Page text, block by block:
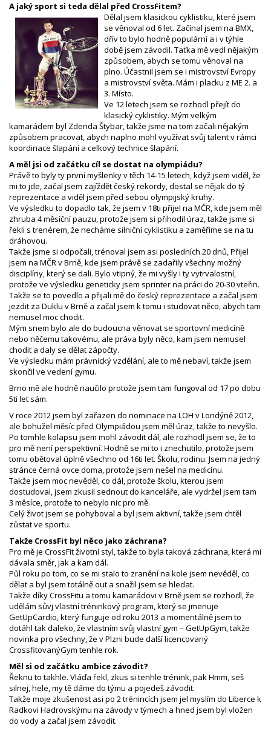
A jaký sport si teda dělal před CrossFitem?
Dělal jsem klasickou cyklistiku, které jsem
se věnoval od 6 let. Začínal jsem na BMX,
dřív to bylo hodně populární a i v týhle
době jsem závodil. Taťka mě vedl nějakým
způsobem, abych se tomu věnoval na
plno. Účastnil jsem se i mistrovství Evropy
a mistrovství světa. Mám i placku z ME 2. a
3. Místo.
Ve 12 letech jsem se rozhodl přejít do
klasický cyklistiky. Mým velkým
kamarádem byl Zdenda Štybar, takže jsme na tom začali nějakým
způsobem pracovat, abych naplno mohl využívat svůj talent v rámci
koordinace šlapání a celkový technice šlapání.
A měl jsi od začátku cíl se dostat na olympiádu?
Právě to byly ty první myšlenky v těch 14-15 letech, když jsem viděl, že
mi to jde, začal jsem zajíždět český rekordy, dostal se nějak do tý
reprezentace a viděl jsem před sebou olympijský kruhy.
Ve výsledku to dopadlo tak, že jsem v 18ti přijel na MČR, kde jsem měl
zhruba 4 měsíční pauzu, protože jsem si přihodil úraz, takže jsme si
řekli s trenérem, že necháme silniční cyklistiku a zaměříme se na tu
dráhovou.
Takže jsme si odpočali, trénoval jsem asi posledních 20 dnů, Přijel
jsem na MČR v Brně, kde jsem právě se zadařily všechny možný
disciplíny, který se dali. Bylo vtipný, že mi vyšly i ty vytrvalostní,
protože ve výsledku geneticky jsem sprinter na práci do 20-30 vteřin.
Takže se to povedlo a přijali mě do český reprezentace a začal jsem
jezdit za Duklu v Brně a začal jsem k tomu i studovat něco, abych tam
nemusel moc chodit.
Mým snem bylo ale do budoucna věnovat se sportovní medicíně
nebo něčemu takovému, ale práva byly něco, kam jsem nemusel
chodit a daly se dělat zápočty.
Ve výsledku mám právnický vzdělání, ale to mě nebaví, takže jsem
skončil ve vedení gymu.
Brno mě ale hodně naučilo protože jsem tam fungoval od 17 po dobu
5ti let sám.
V roce 2012 jsem byl zařazen do nominace na LOH v Londýně 2012,
ale bohužel měsíc před Olympiádou jsem měl úraz, takže to nevyšlo.
Po tomhle kolapsu jsem mohl závodit dál, ale rozhodl jsem se, že to
pro mě není perspektivní. Hodně se mi to i znechutilo, protože jsem
tomu obětoval úplně všechno od 16ti let. Školu, rodinu. Jsem na jedný
stránce černá ovce doma, protože jsem nešel na medicínu.
Takže jsem moc nevěděl, co dál, protože školu, kterou jsem
dostudoval, jsem zkusil sednout do kanceláře, ale vydržel jsem tam
3 měsíce, protože to nebylo nic pro mě.
Celý život jsem se pohyboval a byl jsem aktivní, takže jsem chtěl
zůstat ve sportu.
Takže CrossFit byl něco jako záchrana?
Pro mě je CrossFit životní styl, takže to byla taková záchrana, která mi
dávala směr, jak a kam dál.
Půl roku po tom, co se mi stalo to zranění na kole jsem nevěděl, co
dělat a byl jsem totálně out a snažil jsem se hledat.
Takže díky CrossFitu a tomu kamarádovi v Brně jsem se rozhodl, že
udělám sůvj vlastní tréninkový program, který se jmenuje
GetUpCardio, který funguje od roku 2013 a momentálně jsem to
dotáhl tak daleko, že vlastním svůj vlastní gym – GetUpGym, takže
novinka pro všechny, že v Plzni bude další licencovaný
CrossfitovanýGym tenhle rok.
Měl si od začátku ambice závodit?
Řeknu to takhle. Vláďa řekl, zkus si tenhle trénink, pak Hmm, seš
silnej, hele, my tě dáme do týmu a pojedeš závodit.
Takže moje zkušenost asi po 2 trénincích jsem jel myslím do Liberce k
Radkovi Hadrovskýmu na závody v týmech a hned jsem byl vložen
do vody a začal jsem závodit.